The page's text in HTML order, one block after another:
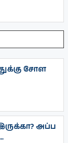
சோள
அப்ப